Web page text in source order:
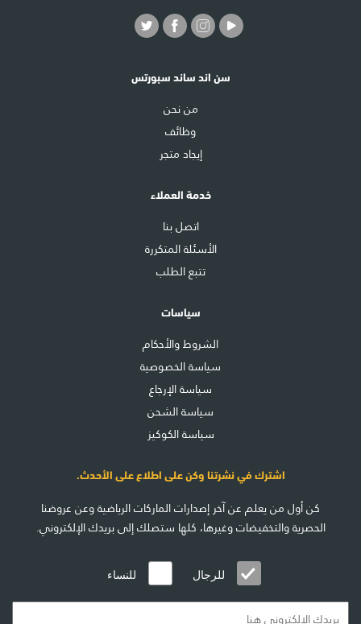
سن اند ساند سبورتس
من نحن
وظائف
إيجاد متجر
خدمة العملاء
اتصل بنا
الأسئلة المتكررة
تتبع الطلب
سياسات
الشروط والأحكام
سياسة الخصوصية
سياسة الإرجاع
سياسة الشحن
سياسة الكوكيز
اشترك في نشرتنا وكن على اطلاع على الأحدث.
كن أول من يعلم عن آخر إصدارات الماركات الرياضية وعن عروضنا
الحصرية والتخفيضات وغيرها، كلها ستصلك إلى بريدك الإلكتروني.
للرجال للنساء